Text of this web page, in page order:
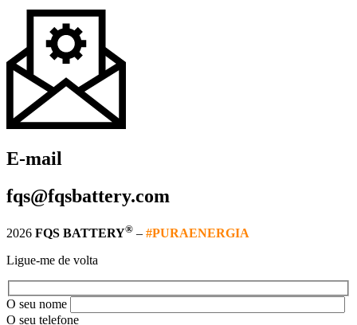
E-mail
fqs@fqsbattery.com
2026 FQS BATTERY® – #PURAENERGIA
Ligue-me de volta
O seu nome
O seu telefone